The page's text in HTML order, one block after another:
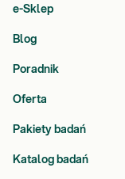
e-Sklep
Blog
Poradnik
Oferta
Pakiety badań
Katalog badań